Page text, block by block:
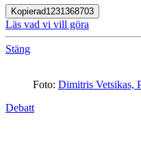
Kopierad1231368703
Läs vad vi vill göra
Stäng
Foto: Dimitris Vetsikas,
Debatt